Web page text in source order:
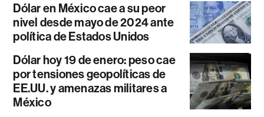
Dólar en México cae a su peor
nivel desde mayo de 2024 ante
política de Estados Unidos
Dólar hoy 19 de enero: peso cae
por tensiones geopolíticas de
EE.UU. y amenazas militares a
México